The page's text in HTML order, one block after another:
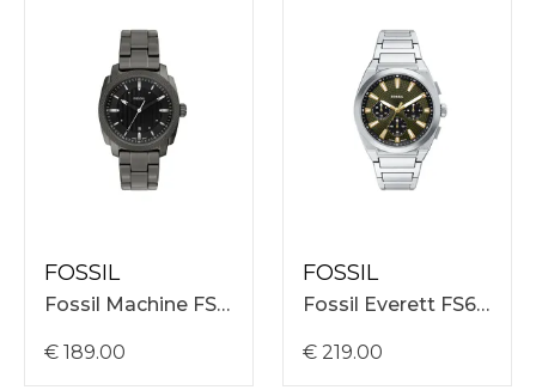
FOSSIL
Fossil Machine FS6185
€ 189.00
FOSSIL
Fossil Everett FS6183
€ 219.00